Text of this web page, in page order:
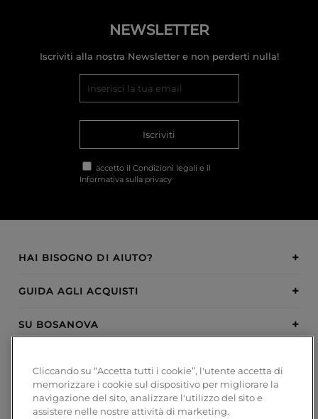
NEWSLETTER
Iscriviti alla nostra Newsletter e non perderti nulla!
Iscriviti
accetto il Condizioni legali e il
Informativa sulla privacy
HAI BISOGNO DI AIUTO?
GUIDA AGLI ACQUISTI
SU BOSANOVA
METODI DI PAGAMENTO
Cliccando su “Accetta tutti i cookie”, l'utente accetta di
memorizzare i cookie sul dispositivo per migliorare la
navigazione del sito, analizzare l'utilizzo del sito e
assistere nelle nostre attività di marketing.